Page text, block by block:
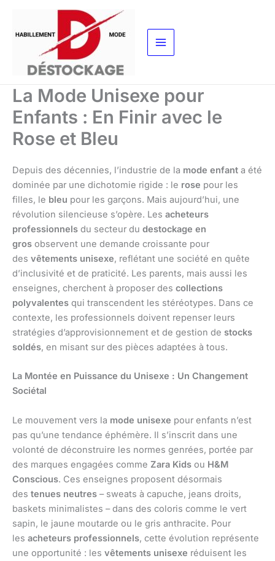
contenu
La Mode Unisexe pour
Enfants : En Finir avec le
Rose et Bleu
Depuis des décennies, l’industrie de la mode enfant a été
dominée par une dichotomie rigide : le rose pour les
filles, le bleu pour les garçons. Mais aujourd’hui, une
révolution silencieuse s’opère. Les acheteurs
professionnels du secteur du destockage en
gros observent une demande croissante pour
des vêtements unisexe, reflétant une société en quête
d’inclusivité et de praticité. Les parents, mais aussi les
enseignes, cherchent à proposer des collections
polyvalentes qui transcendent les stéréotypes. Dans ce
contexte, les professionnels doivent repenser leurs
stratégies d’approvisionnement et de gestion de stocks
soldés, en misant sur des pièces adaptées à tous.
La Montée en Puissance du Unisexe : Un Changement
Sociétal
Le mouvement vers la mode unisexe pour enfants n’est
pas qu’une tendance éphémère. Il s’inscrit dans une
volonté de déconstruire les normes genrées, portée par
des marques engagées comme Zara Kids ou H&M
Conscious. Ces enseignes proposent désormais
des tenues neutres – sweats à capuche, jeans droits,
baskets minimalistes – dans des coloris comme le vert
sapin, le jaune moutarde ou le gris anthracite. Pour
les acheteurs professionnels, cette évolution représente
une opportunité : les vêtements unisexe réduisent les